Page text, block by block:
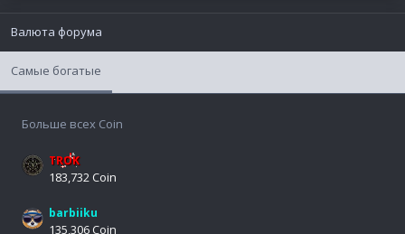
Валюта форума
Самые богатые
Больше всех Coin
TROK
183,732 Coin
barbiiku
135,306 Coin